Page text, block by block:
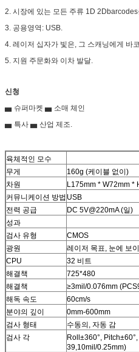
2. 시장에 있는 모든 주류 1D
3. 공용영역: USB.
4. 레이저 십자가 빛은, 그 스캐닝에게 바
5. 지원 주문화와 이차 발달.
신청
▅ 슈퍼마켓 ▅ 소매 체인
▅ 특사 ▅ 산업 제조.
육체적인 모수
무게
160g (케이블 없이)
차원
L175mm * W72mm *
커뮤니케이션 방법 USB
전력 공급
DC 5V@220mA (일)
성과
검사 유형
CMOS
광원
레이저 목표, 눈에 보
CPU
32 비트
해결책
725*480
해결책
≥3mil/0.076mm
해독 속도
60cm/s
분야의 깊이
0mm-600mm
검사 형태
수동의, 자동 감
검사 각
Roll±360°,
39,10mil/0.25mm)